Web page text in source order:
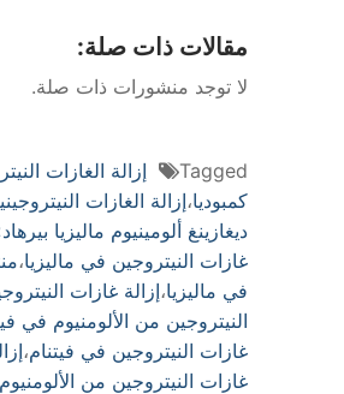
مقالات ذات صلة:
لا توجد منشورات ذات صلة.
Tagged إزالة الغازات
كمبوديا،إزالة الغازات
ديغازينغ ألومينيوم ماليزيا
غازات النيتروجين في ماليزيا،
في ماليزيا،إزالة غازات
النيتروجين من الألومنيوم في
غازات النيتروجين في فيتنام،
غازات النيتروجين من